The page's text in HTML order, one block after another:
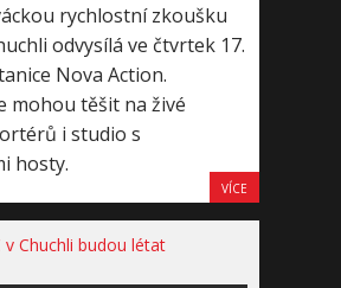
rychlostní zkoušku
odvysílá ve čtvrtek 17.
Nova Action.
mohou těšit na živé
i studio s
hosty.
VÍCE